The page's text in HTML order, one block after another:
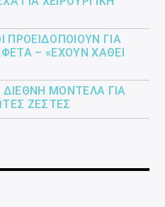
ΠΡΟΕΙΔΟΠΟΙΟΎΝ ΓΙΑ
ΦΈΤΑ – «ΈΧΟΥΝ ΧΑΘΕΊ
ΔΙΕΘΝΉ ΜΟΝΤΈΛΑ ΓΙΑ
ΖΈΣΤΕΣ